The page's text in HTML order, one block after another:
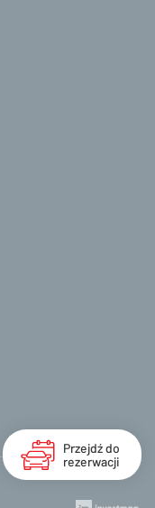
Przejdź do
rezerwacji